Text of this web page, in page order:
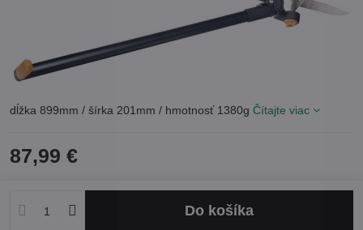
dĺžka 899mm / šírka 201mm / hmotnosť 1380g Čítajte viac
87,99 €
Do košíka